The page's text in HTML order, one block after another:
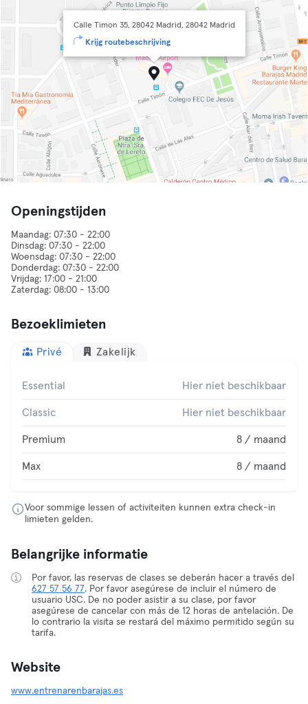
Calle Timon 35, 28042 Madrid, 28042 Madrid
Krijg routebeschrijving
Openingstijden
Maandag: 07:30 - 22:00
Dinsdag: 07:30 - 22:00
Woensdag: 07:30 - 22:00
Donderdag: 07:30 - 22:00
Vrijdag: 17:00 - 21:00
Bezoeklimieten
Privé Zakelijk
Essential Hier niet beschikbaar
Classic Hier niet beschikbaar
Premium 8 / maand
Max 8 / maand
Voor sommige lessen of activiteiten kunnen extra check-in
limieten gelden.
Belangrijke informatie
Por favor, las reservas de clases se deberán hacer a través del
627 57 56 77. Por favor asegúrese de incluir el número de
usuario USC. De no poder asistir a su clase, por favor
asegúrese de cancelar con más de 12 horas de antelación. De
lo contrario la visita se restará del máximo permitido según su
tarifa.
Website
www.entrenarenbarajas.es